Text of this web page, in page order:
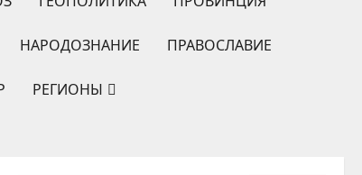
НАРОДОЗНАНИЕ ПРАВОСЛАВИЕ
РЕГИОНЫ